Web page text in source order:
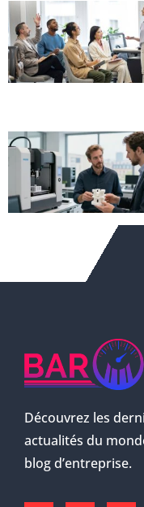
Découvrez les
actualités du
blog d’entreprise.